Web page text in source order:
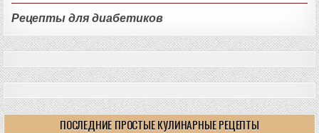
Рецепты для диабетиков
ПОСЛЕДНИЕ ПРОСТЫЕ КУЛИНАРНЫЕ РЕЦЕПТЫ